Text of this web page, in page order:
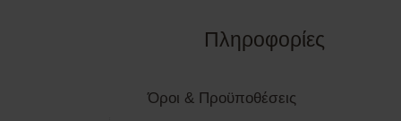
Πληροφορίες
Όροι & Προϋποθέσεις